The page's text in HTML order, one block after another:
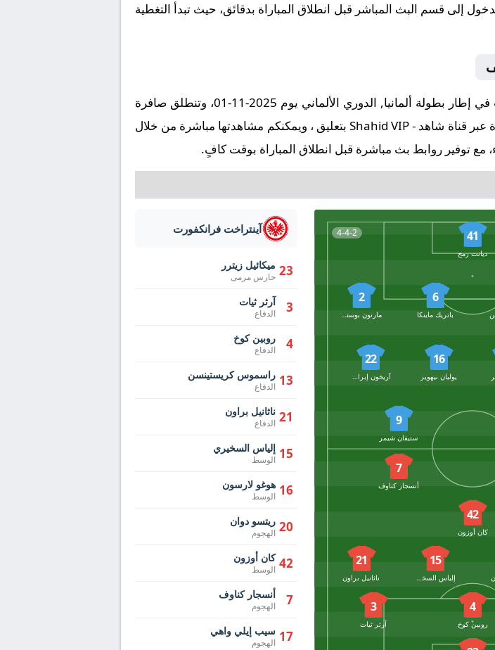
إلى قسم البث المباشر قبل انطلاق المباراة بدقائق، حيث تبدأ التغطية
تُقام مباراة هايدينهايم ضد آينتراخت فرانكفورت على ملعب فويت في إطار بطولة ألمانيا, الدوري الألماني يوم 2025-11-01، وتنطلق صافرة
البداية في تمام الساعة 16:30 بتوقيت مكة المكرمة. وتُنقل المباراة عبر قناة شاهد - Shahid VIP بتعليق ، ويمكنكم مشاهدتها مباشرة من خلال
مع توفير روابط بث مباشرة قبل انطلاق المباراة بوقت كافٍ.
4-4-2 41
ديانت رمج
6
باتريك ماينكا
2
مارنون بوستش
16
يوليان نيهويز
22
9
ستيفان شيمر
7
أنسجار كناوف
42
كان أوزون
15
إلياس السخيري
21
ناثانيل براون
4
روبين كوخ
3
آرثر ثيات
آينتراخت فرانكفورت
23 ميكائيل زيترر
حارس مرمى
3 آرثر ثيات
الدفاع
4 روبين كوخ
الدفاع
13 راسموس كريستينسن
الدفاع
21 ناثانيل براون
الدفاع
15 إلياس السخيري
الوسط
16 هوغو لارسون
الوسط
20 ريتسو دوان
الهجوم
42 كان أوزون
الوسط
7 أنسجار كناوف
الهجوم
17 سيب إيلي واهي
الهجوم